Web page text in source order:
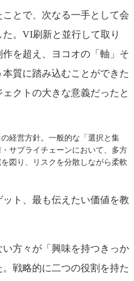
とで、次なる一手として会
。VI刷新と並行して取り
を超え、ヨコオの「軸」そ
質に踏み込むことができた
クトの大きな意義だったと
経営方針。一般的な「選択と集
サプライチェーンにおいて、多方
図り、リスクを分散しながら柔軟
ト、最も伝えたい価値を教
い方々が「興味を持つきっか
戦略的に二つの役割を持た